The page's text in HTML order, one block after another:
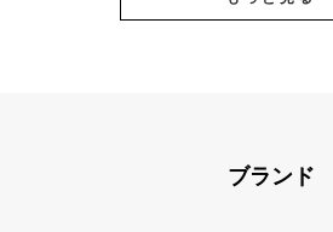
ブランド